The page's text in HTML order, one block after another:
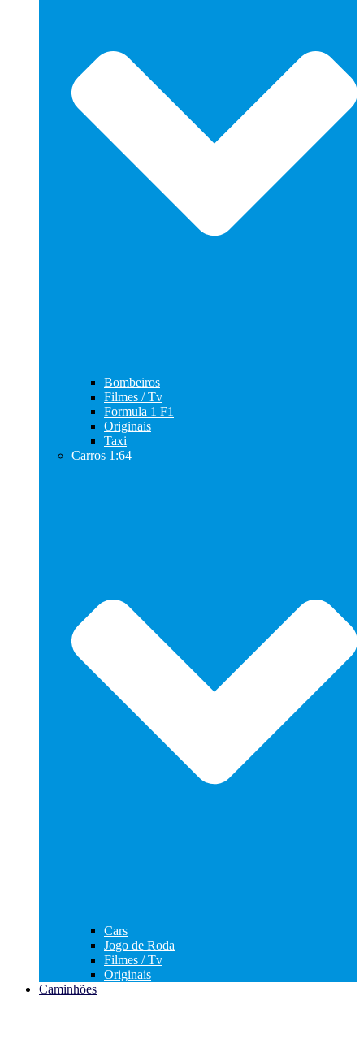
Bombeiros
Filmes / Tv
Formula 1 F1
Originais
Taxi
Carros 1:64
Cars
Jogo de Roda
Filmes / Tv
Originais
Caminhões